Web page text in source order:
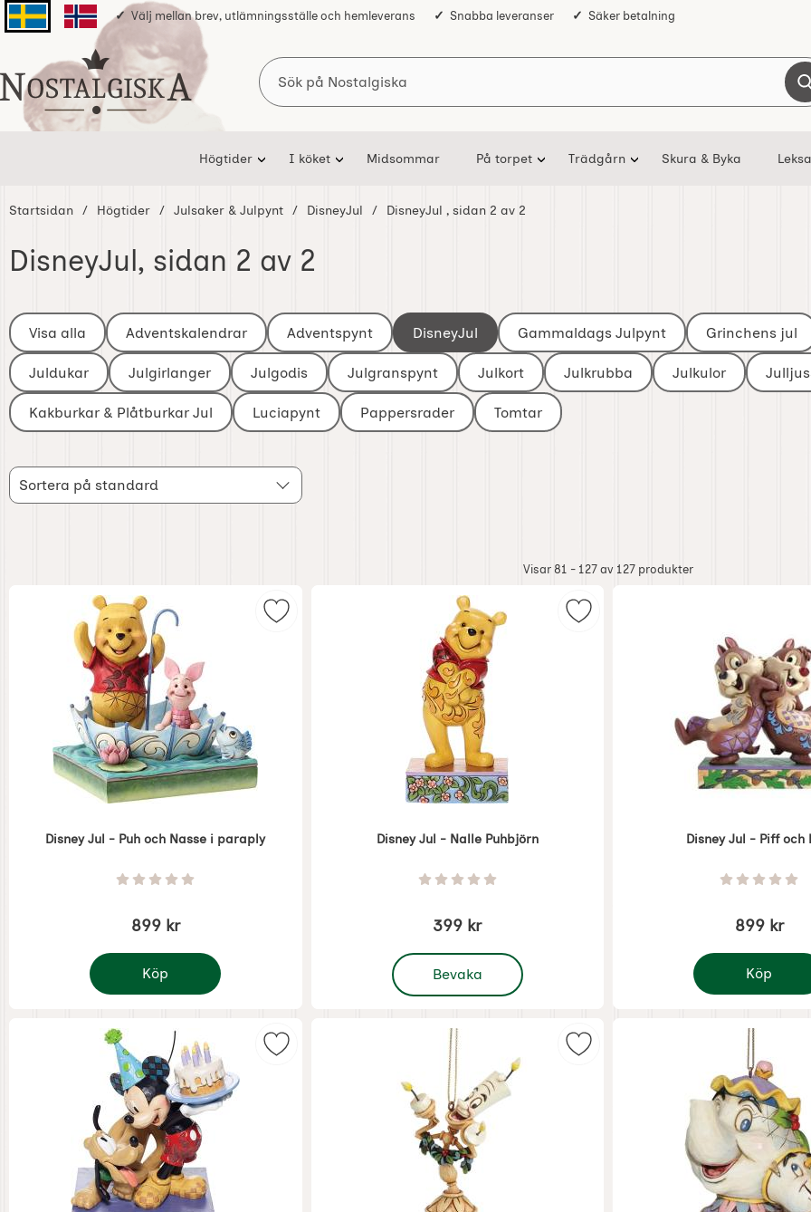
Svenska sidanNorska sidan
Välj mellan brev, utlämningsställe och hemleverans Snabba leveranser Säker betalning
Startsidan för Nostalgiska
Sök
Högtider I köket Midsommar På torpet Trädgårn Skura & Byka
Startsidan Högtider Julsaker & Julpynt DisneyJul DisneyJul , sidan 2 av 2
DisneyJul, sidan 2 av 2
Hoppa
till
produkter
Underkategorier
Visa alla
I Julsaker & JulpyntAdventskalendrar Adventspynt DisneyJul Gammaldags Julpynt Grinchens jul
Juldukar Julgirlanger Julgodis Julgranspynt Julkort Julkrubba Julkulor
Kakburkar & Plåtburkar Jul Luciapynt Pappersrader Tomtar
Hoppa
över
filtersektionen
Filtrera & sortera
Sortera
Sortera på standard
Visar 81 - 127 av 127 produkter
produktlista
Disney Jul - Puh och Nasse i paraply
Betyg: 0 Stjärnor av 5
899 kr
Köp
Disney Jul - Puh och Nasse i paraply
Markera disney Jul - Puh och Nasse i paraply som favorit
Disney Jul - Nalle Puhbjörn
Betyg: 0 Stjärnor av 5
399 kr
Bevaka
, Disney Jul - Nalle Puhbjörn
Markera disney Jul - Nalle
Disney Jul - Piff och
Betyg: 0
899 kr
Köp
Disney Jul - Piff
Markera disney Jul - Musse & Pluto firar födelsedag som favorit
Markera disney Julgranspynt -